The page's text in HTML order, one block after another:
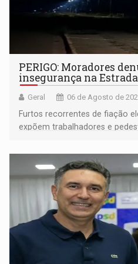
PERIGO: Moradores
insegurança na
Geral 06 de Agosto de
Furtos recorrentes de fiação
expõem trabalhadores e